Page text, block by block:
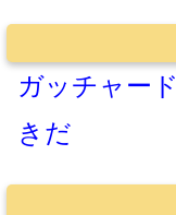
ガッチャー
きだ